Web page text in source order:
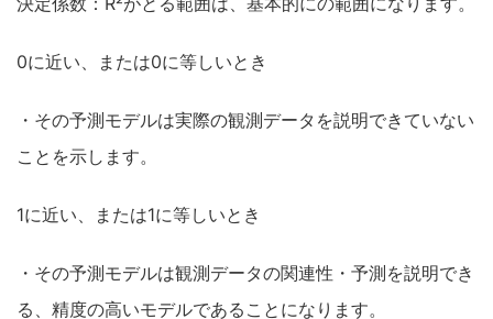
0に近い、または0に等しいとき
・その予測モデルは実際の観測データを説明できていない
ことを示します。
1に近い、または1に等しいとき
・その予測モデルは観測データの関連性・予測を説明でき
る、精度の高いモデルであることになります。